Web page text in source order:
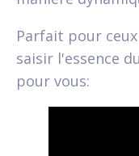
Parfait pour
saisir l'essence
pour vous: